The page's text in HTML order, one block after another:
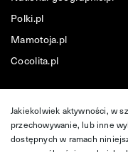
Polki.pl
Mamotoja.pl
Cocolita.pl
Jakiekolwiek aktywności, w
przechowywanie, lub inne
dostępnych w ramach